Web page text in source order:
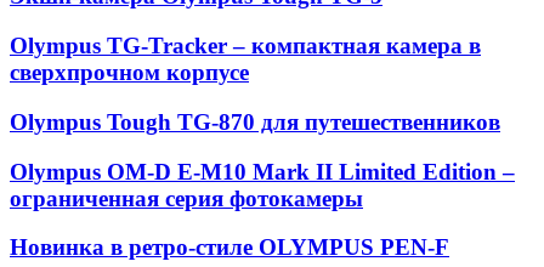
Olympus TG-Tracker – компактная камера в
сверхпрочном корпусе
Olympus Tough TG-870 для путешественников
Olympus OM-D E-M10 Mark II Limited Edition –
ограниченная серия фотокамеры
Новинка в ретро-стиле OLYMPUS PEN-F